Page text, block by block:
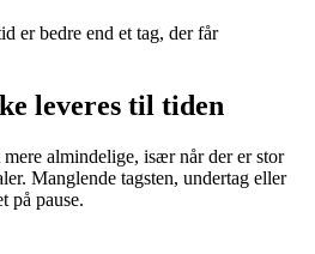
er bedre end et tag, der får
leveres til tiden
almindelige, især når der er stor
Manglende tagsten, undertag eller
på pause.